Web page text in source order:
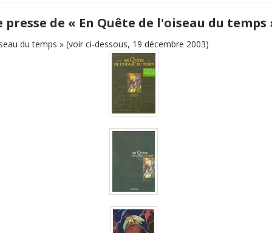
presse de « En Quête de l'oiseau du temps
du temps » (voir ci-dessous, 19 décembre 2003)